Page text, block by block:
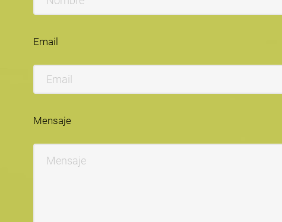
Email
Mensaje